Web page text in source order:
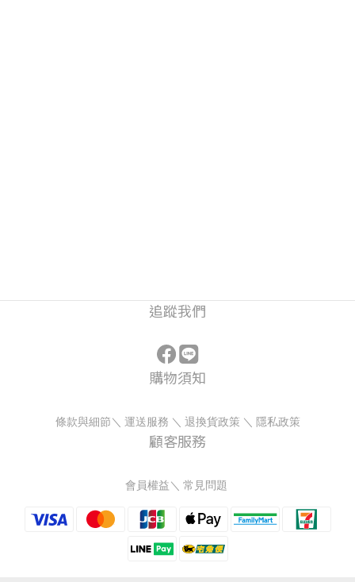
追蹤我們
購物須知
條款與細節＼ 運送服務 ＼ 退換貨政策 ＼ 隱私政策
顧客服務
會員權益＼ 常見問題